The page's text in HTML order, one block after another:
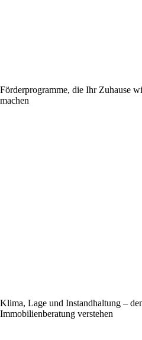
Förderprogramme, die Ihr Zuhause
machen
Klima, Lage und Instandhaltung –
Immobilienberatung verstehen